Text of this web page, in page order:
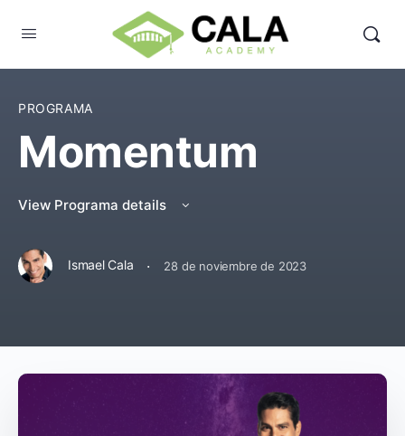
PROGRAMA
Momentum
View Programa details
Ismael Cala · 28 de noviembre de 2023